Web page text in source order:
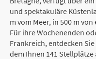
und spektakuläre
m vom Meer, in 500 m
Für ihre Wochenenden
Frankreich, entdecken
dem Ihnen 141